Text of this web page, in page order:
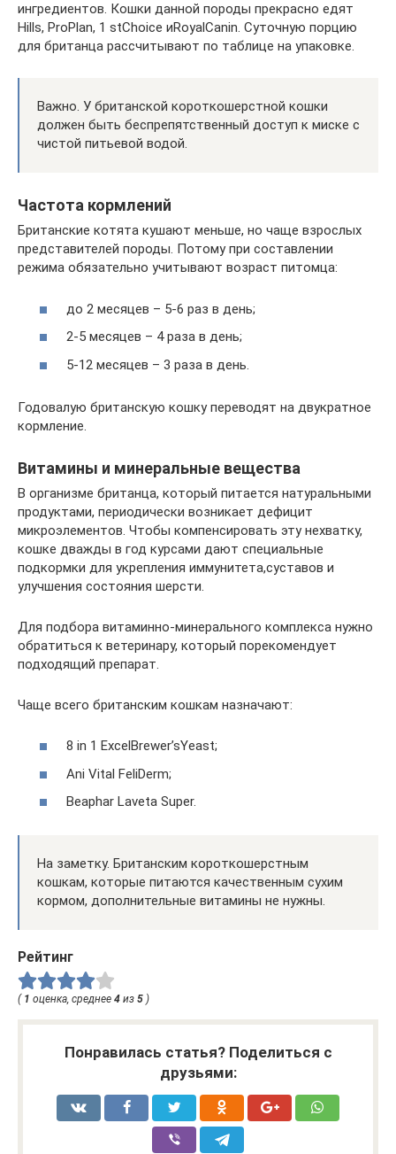
ингредиентов. Кошки данной породы прекрасно едят
Hills, ProPlan, 1 stChoice иRoyalCanin. Суточную порцию
для британца рассчитывают по таблице на упаковке.
Важно. У британской короткошерстной кошки
должен быть беспрепятственный доступ к миске с
чистой питьевой водой.
Частота кормлений
Британские котята кушают меньше, но чаще взрослых
представителей породы. Потому при составлении
режима обязательно учитывают возраст питомца:
до 2 месяцев – 5-6 раз в день;
2-5 месяцев – 4 раза в день;
5-12 месяцев – 3 раза в день.
Годовалую британскую кошку переводят на двукратное
кормление.
Витамины и минеральные вещества
В организме британца, который питается натуральными
продуктами, периодически возникает дефицит
микроэлементов. Чтобы компенсировать эту нехватку,
кошке дважды в год курсами дают специальные
подкормки для укрепления иммунитета,суставов и
улучшения состояния шерсти.
Для подбора витаминно-минерального комплекса нужно
обратиться к ветеринару, который порекомендует
подходящий препарат.
Чаще всего британским кошкам назначают:
8 in 1 ExcelBrewer’sYeast;
Ani Vital FeliDerm;
Beaphar Laveta Super.
На заметку. Британским короткошерстным
кошкам, которые питаются качественным сухим
кормом, дополнительные витамины не нужны.
Рейтинг
( 1 оценка, среднее 4 из 5 )
Понравилась статья? Поделиться с
друзьями: